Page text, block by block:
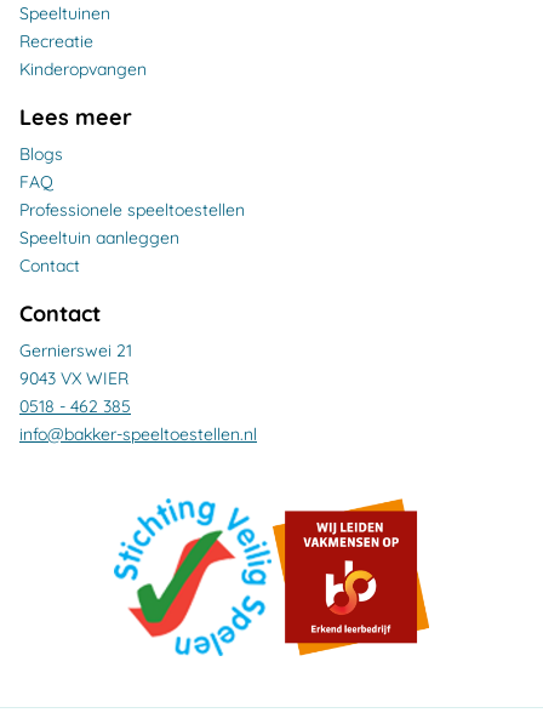
Speeltuinen
Recreatie
Kinderopvangen
Lees meer
Blogs
FAQ
Professionele speeltoestellen
Speeltuin aanleggen
Contact
Contact
Gernierswei 21
9043 VX WIER
0518 - 462 385
info@bakker-speeltoestellen.nl